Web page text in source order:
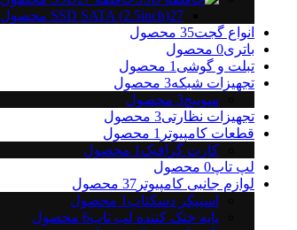
SSD SATA (2.5inch)27
محصول
انواع گجت35 محصول
باتری0 محصول
تبلت و گوشی 1 محصول
تجهیزات شبکه3 محصول
سوییچ3 محصول
تجهیزات نظارتی3 محصول
قطعات کامپیوتر 1 محصول
کارت گرافیک 1 محصول
لپ تاپ0 محصول
لوازم جانبی کامپیوتر 37 محصول
اسپیکر دسکتاپ 1 محصول
پایه خنک کننده لپ تاپ6 محصول